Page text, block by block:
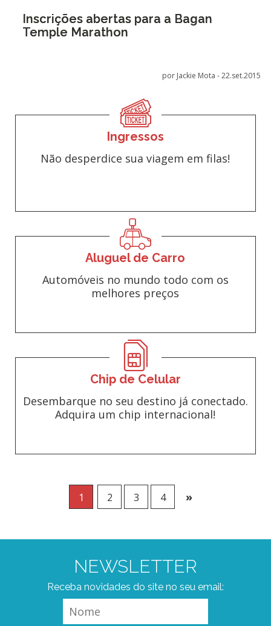
Inscrições abertas para a Bagan
Temple Marathon
por Jackie Mota -22.set.2015
Ingressos
Não desperdice sua viagem em filas!
Aluguel de Carro
Automóveis no mundo todo com os
melhores preços
Chip de Celular
Desembarque no seu destino já conectado.
Adquira um chip internacional!
1 2 3 4 »
NEWSLETTER
Receba novidades do site no seu email: